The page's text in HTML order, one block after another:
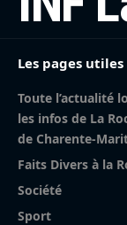
Les pages utiles
Toute l’actualité
les infos de La
de Charente-
Faits Divers à la
Société
Sport